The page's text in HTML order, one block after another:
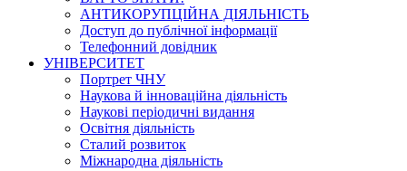
АНТИКОРУПЦІЙНА ДІЯЛЬНІСТЬ
Доступ до публічної інформації
Телефонний довідник
УНІВЕРСИТЕТ
Портрет ЧНУ
Наукова й інноваційна діяльність
Наукові періодичні видання
Освітня діяльність
Сталий розвиток
Міжнародна діяльність